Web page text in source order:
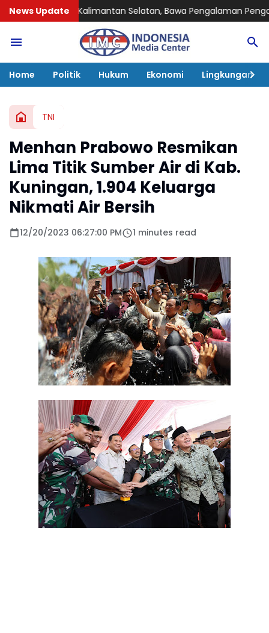
News Update
Selatan, Bawa Pengalaman Pengawasan dan
Home Politik Hukum Ekonomi Lingkungan
TNI
Menhan Prabowo Resmikan
Lima Titik Sumber Air di Kab.
Kuningan, 1.904 Keluarga
Nikmati Air Bersih
12/20/2023 06:27:00 PM 1 minutes read